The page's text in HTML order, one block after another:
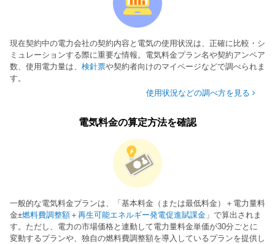
現在契約中の電力会社の契約内容と電気の使用状況は、正確に比較・シ
ミュレーションする際に重要な情報。電気料金プラン名や契約アンペア
数、使用電力量は、 検針票や契約者向けのマイページなどで調べられま
す。
使用状況などの調べ方を見る
電気料金の算定方法を確認
一般的な電気料金プランは、「基本料金（または最低料金）＋電力量料
金±燃料費調整額 ＋ 再生可能エネルギー発電促進賦課金 」で算出されま
す。ただし、電力の市場価格と連動して電力量料金単価が30分ごとに
変動するプランや、独自の燃料費調整額を導入しているプランを提供し